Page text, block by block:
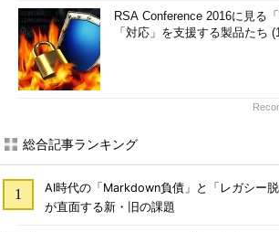
RSA Conference 2016に見る
「対応」を支援する製品たち
総合記事ランキング
AI時代の「Markdown負債」と「レガシー
が直面する新・旧の課題